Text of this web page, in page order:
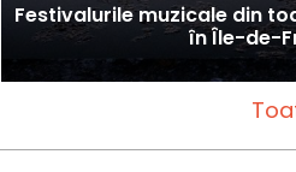
Festivalurile muzicale din
în Île-de-